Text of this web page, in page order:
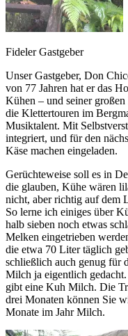
Fideler Gastgeber
Unser Gastgeber, Don
von 77 Jahren hat er das
Kühen – und seiner
die Klettertouren im
Musiktalent. Mit
integriert, und für den
Käse machen eingeladen.
Gerüchteweise soll es in
die glauben, Kühe wären
nicht, aber richtig auf dem
So lerne ich einiges über
halb sieben noch etwas
Melken eingetrieben
die etwa 70 Liter täglich
schließlich auch genug für
Milch ja eigentlich
gibt eine Kuh Milch. Die
drei Monaten können Sie
Monate im Jahr Milch.